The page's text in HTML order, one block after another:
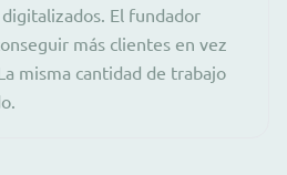
El fundador
más clientes en vez
misma cantidad de trabajo